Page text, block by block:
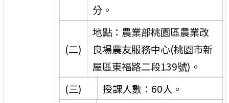
分。
(二)
地點：農業部桃園區農業改
良場農友服務中心(桃園市新
屋區東福路二段139號)。
(三)
授課人數：60人。